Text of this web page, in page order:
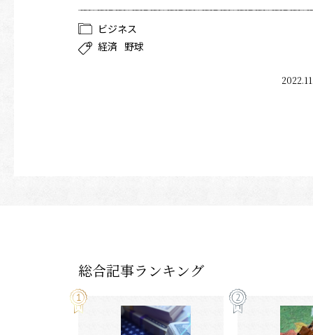
ビジネス
経済 野球
総合記事ランキング